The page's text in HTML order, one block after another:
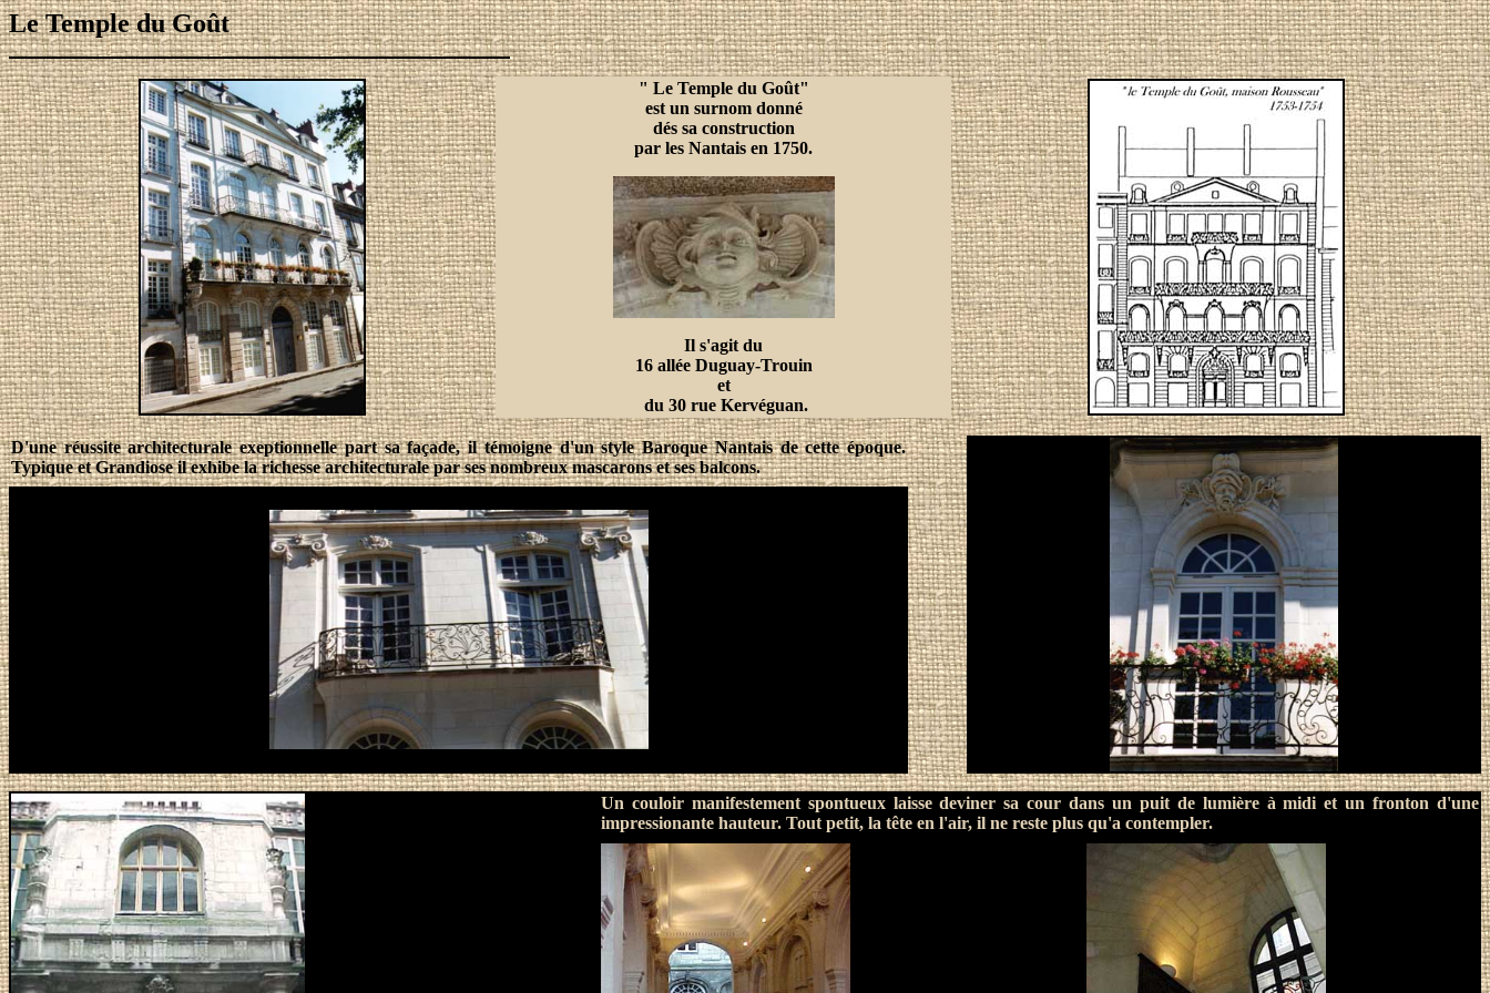
Le Temple du Goût
" Le Temple du Goût"
est un surnom donné
dés sa construction
par les Nantais en 1750.
Il s'agit du
16 allée Duguay-Trouin
et
du 30 rue Kervéguan.
D'une réussite architecturale exeptionnelle part sa façade, il témoigne d'un style Baroque Nantais de cette époque.
Typique et Grandiose il exhibe la richesse architecturale par ses nombreux mascarons et ses balcons.
Un couloir manifestement spontueux laisse deviner sa cour dans un puit de lumière à midi et un fronton d'une
impressionante hauteur. Tout petit, la tête en l'air, il ne reste plus qu'a contempler.